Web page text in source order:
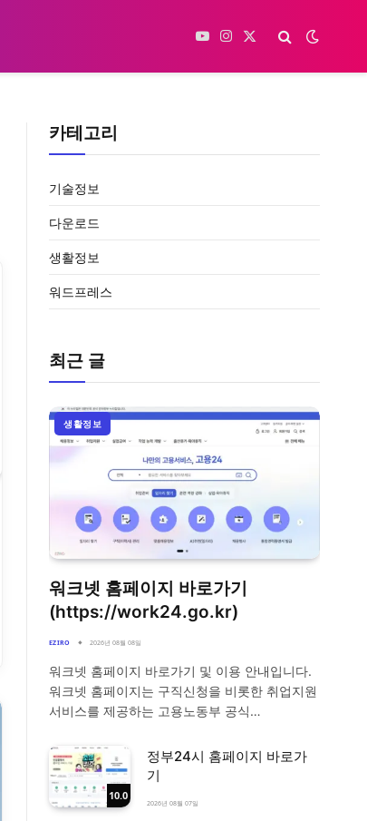
YouTubeInstagram
X
카테고리
기술정보
다운로드
생활정보
워드프레스
최근 글
생활정보
워크넷 홈페이지 바로가기
(https://work24.go.kr)
EZIRO 2026년 08월 08일
워크넷 홈페이지 바로가기 및 이용 안내입니다.
워크넷 홈페이지는 구직신청을 비롯한 취업지원
서비스를 제공하는 고용노동부 공식…
10.0
정부24시 홈페이지 바로가
기
2026년 08월 07일